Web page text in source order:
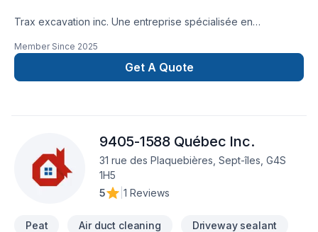
Trax excavation inc. Une entreprise spécialisée en
soutènement, pavés unis, travaux de béton, drain français,
imperméabilisation de fondations et aussi, ventes de produits
tels que pavés, dalles, agrégats et plus. Service rapide et
Member Since 2025
Get A Quote
9405-1588 Québec Inc.
31 rue des Plaquebières, Sept-îles, G4S
1H5
5
1 Reviews
Peat Air duct cleaning Driveway sealant